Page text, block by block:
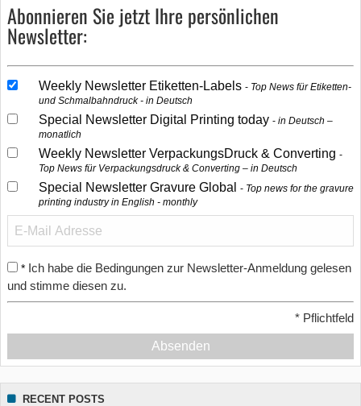
Abonnieren Sie jetzt Ihre persönlichen
Newsletter:
Weekly Newsletter Etiketten-Labels
Top News für Etiketten-
und Schmalbahndruck - in Deutsch
Special Newsletter Digital Printing today
in Deutsch –
monatlich
Weekly Newsletter VerpackungsDruck & Converting
Top News für Verpackungsdruck & Converting – in Deutsch
Special Newsletter Gravure Global
Top news for the gravure
printing industry in English - monthly
* Ich habe die Bedingungen zur Newsletter-Anmeldung gelesen
und stimme diesen zu.
* Pflichtfeld
Absenden
RECENT POSTS